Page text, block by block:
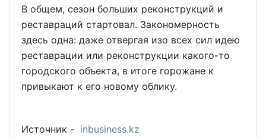
В общем, сезон больших реконструкций и
реставраций стартовал. Закономерность
здесь одна: даже отвергая изо всех сил идею
реставрации или реконструкции какого-то
городского объекта, в итоге горожане к
привыкают к его новому облику.
Источник - inbusiness.kz